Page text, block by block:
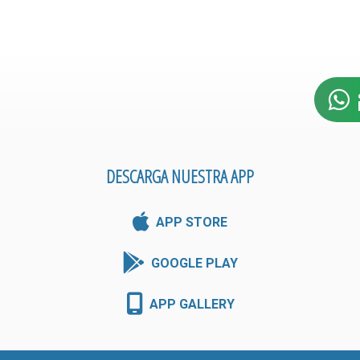
DESCARGA NUESTRA APP
APP STORE
GOOGLE PLAY
APP GALLERY